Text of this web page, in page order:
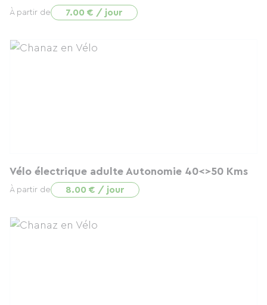
À partir de 7.00 € / jour
Vélo électrique adulte Autonomie 40<>50 Kms
À partir de 8.00 € / jour